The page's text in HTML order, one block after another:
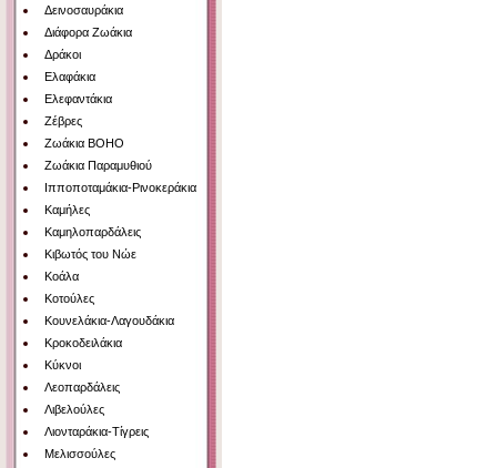
Δεινοσαυράκια
Διάφορα Ζωάκια
Δράκοι
Ελαφάκια
Ελεφαντάκια
Ζέβρες
Ζωάκια BOHO
Ζωάκια Παραμυθιού
Ιπποποταμάκια-Ρινοκεράκια
Καμήλες
Καμηλοπαρδάλεις
Κιβωτός του Νώε
Κοάλα
Κοτούλες
Κουνελάκια-Λαγουδάκια
Κροκοδειλάκια
Κύκνοι
Λεοπαρδάλεις
Λιβελούλες
Λιονταράκια-Τίγρεις
Μελισσούλες